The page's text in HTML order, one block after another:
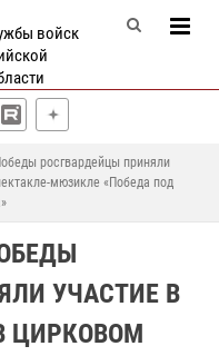
войск
росгвардейцы приняли
мюзикле «Победа под
УЧАСТИЕ В
ЦИРКОВОМ